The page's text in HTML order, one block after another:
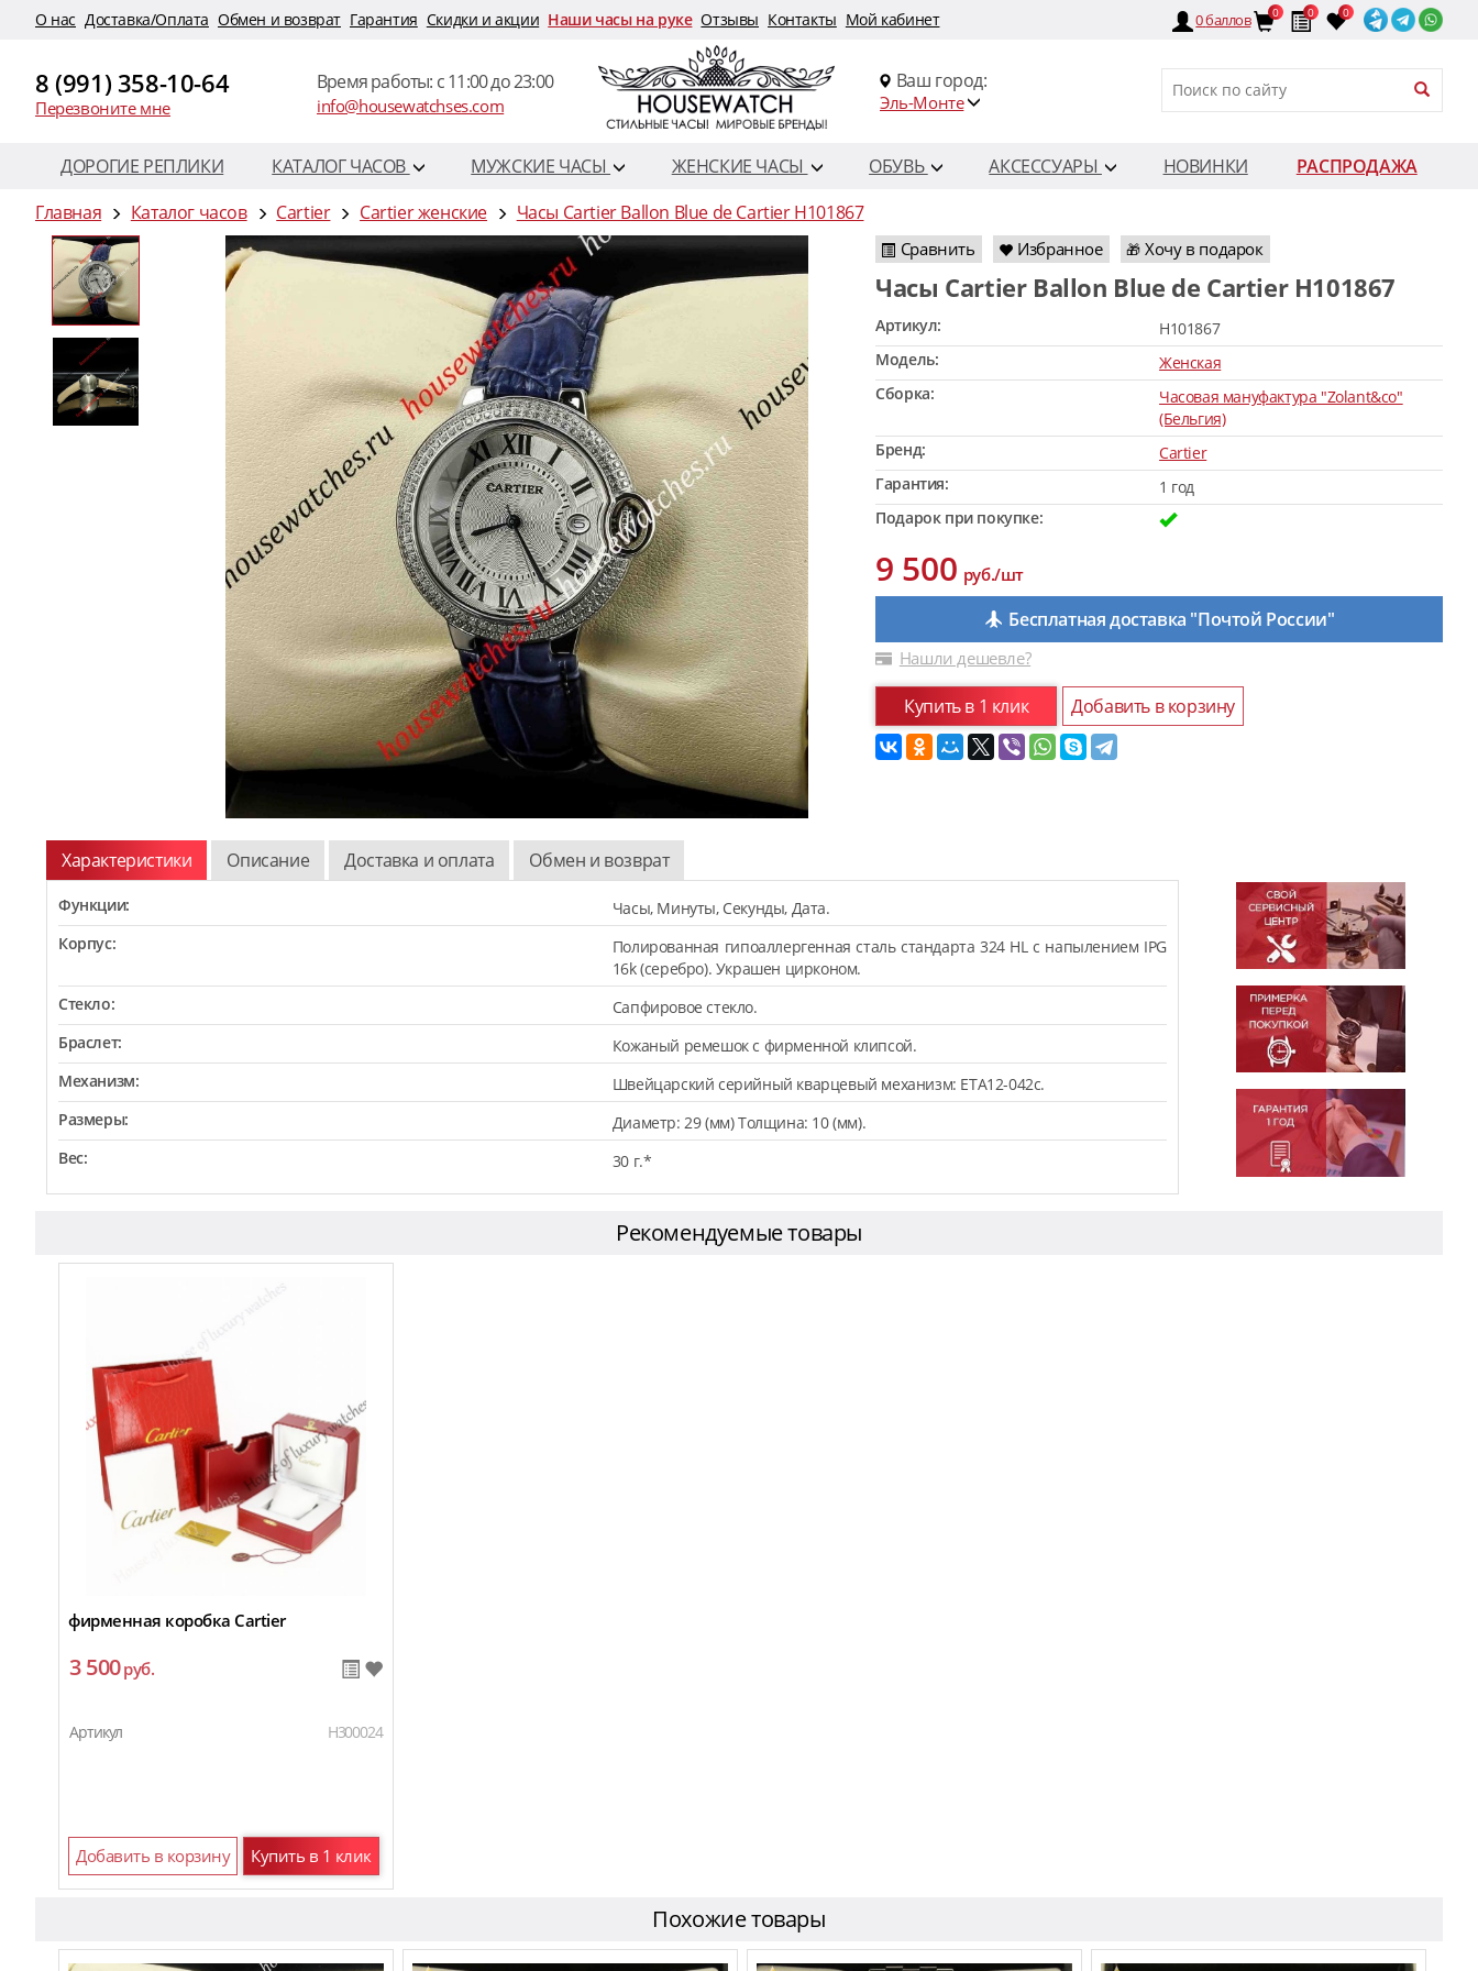
O нас Доставка/Оплата Обмен и возврат Гарантия Скидки и акции Наши часы на руке Отзывы Контакты Мой кабинет 0баллов 0 0 0
8 (991) 358-10-64
Перезвоните мне
Время работы: c 11:00 до 23:00
info@housewatchses.com
Ваш город:
Эль-Монте
ДОРОГИЕ РЕПЛИКИ КАТАЛОГ ЧАСОВ МУЖСКИЕ ЧАСЫ ЖЕНСКИЕ ЧАСЫ ОБУВЬ АКСЕССУАРЫ НОВИНКИ
РАСПРОДАЖА
Главная
Каталог часов Cartier Cartier женские Часы Cartier Ballon Blue de Cartier H101867
Сравнить Избранное 🎁 Хочу в подарок
Часы Cartier Ballon Blue de Cartier H101867
Артикул:
H101867
Модель:
Женская
Сборка:
Часовая мануфактура "Zolant&co"
(Бельгия)
Бренд:
Cartier
Гарантия:
1 год
Подарок при покупке:
9 500руб./шт
Бесплатная доставка "Почтой России"
Нашли дешевле?
Купить в 1 клик Добавить в корзину
Характеристики Описание Доставка и оплата Обмен и возврат
Функции:
Часы, Минуты, Секунды, Дата.
Корпус:
Полированная гипоаллергенная сталь стандарта 324 HL с напылением IPG
16k (серебро). Украшен цирконом.
Стекло:
Сапфировое стекло.
Браслет:
Кожаный ремешок с фирменной клипсой.
Механизм:
Швейцарский серийный кварцевый механизм: ETA12-042c.
Размеры:
Диаметр: 29 (мм) Толщина: 10 (мм).
Вес:
30 г.*
Рекомендуемые товары
фирменная коробка Cartier
3 500руб.
Артикул H300024
Добавить в корзину Купить в 1 клик
Похожие товары